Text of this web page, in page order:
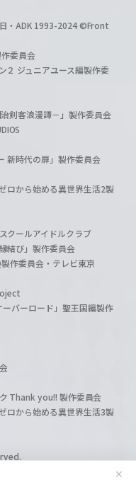
✕
・ADK 1993-2024 ©Front
委員会
２ ジュニアユース編製作委
剣客浪漫譚－」製作委員会
新時代の扉」製作委員会
ロから始める異世界生活2製
クールアイドルクラブ
結び」製作委員会
作委員会・テレビ東京
バーロード」聖王国編製作
Thank you!! 製作委員会
ロから始める異世界生活3製